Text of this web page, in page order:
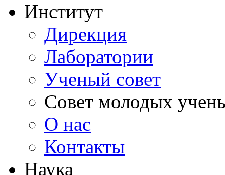
Институт
Дирекция
Лаборатории
Ученый совет
Совет молодых
О нас
Контакты
Наука